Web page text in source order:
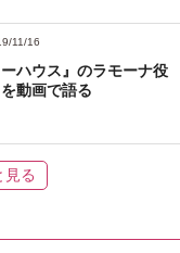
11/16
ハウス』のラモーナ役
動画で語る
見る